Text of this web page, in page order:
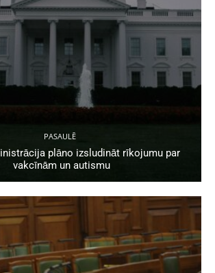
PASAULĒ
plāno izsludināt rīkojumu par
vakcīnām un autismu